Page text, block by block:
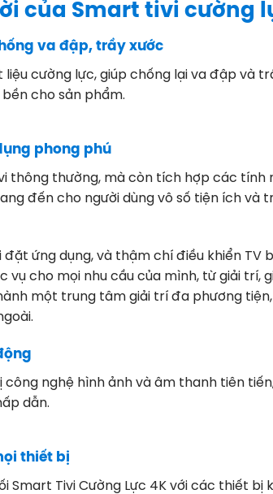
của Smart tivi cường
va đập, trầy xước
cường lực, giúp chống lại va đập và
cho sản phẩm.
phong phú
thông thường, mà còn tích hợp các tính
đến cho người dùng vô số tiện ích
ứng dụng, và thậm chí điều khiển TV
cho mọi nhu cầu của mình, từ giải trí,
một trung tâm giải trí đa phương
nghệ hình ảnh và âm thanh tiên
dẫn.
thiết bị
Smart Tivi Cường Lực 4K với các thiết